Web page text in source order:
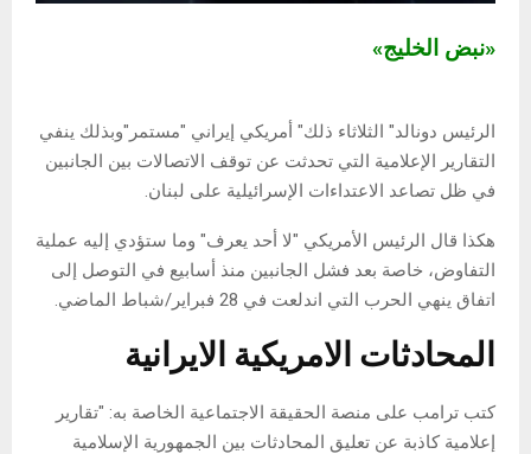
«نبض الخليج»
الرئيس دونالد" الثلاثاء ذلك" أمريكي إيراني "مستمر"وبذلك ينفي
التقارير الإعلامية التي تحدثت عن توقف الاتصالات بين الجانبين
في ظل تصاعد الاعتداءات الإسرائيلية على لبنان.
هكذا قال الرئيس الأمريكي "لا أحد يعرف" وما ستؤدي إليه عملية
التفاوض، خاصة بعد فشل الجانبين منذ أسابيع في التوصل إلى
اتفاق ينهي الحرب التي اندلعت في 28 فبراير/شباط الماضي.
المحادثات الامريكية الايرانية
كتب ترامب على منصة الحقيقة الاجتماعية الخاصة به: "تقارير
إعلامية كاذبة عن تعليق المحادثات بين الجمهورية الإسلامية